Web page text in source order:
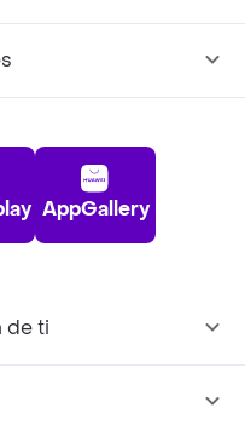
AppGallery
de ti